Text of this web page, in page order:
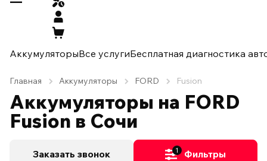
АккумуляторыВсе услугиБесплатная диагностика
Главная Аккумуляторы FORD Fusion
Аккумуляторы на FORD
Fusion в Сочи
Заказать звонок 1 Фильтры